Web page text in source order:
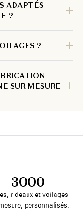
ADAPTÉS
?
?
SUR MESURE
3000
rideaux et voilages
personnalisés.